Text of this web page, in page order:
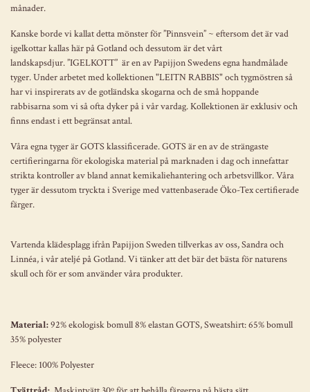
månader.
Kanske borde vi kallat detta mönster för ”Pinnsvein” ~ eftersom det är vad
igelkottar kallas här på Gotland och dessutom är det vårt
landskapsdjur.”IGELKOTT” är en av Papijjon Swedens egna handmålade
tyger. Under arbetet med kollektionen "LEITN RABBIS" och tygmöstren så
har vi inspirerats av de gotländska skogarna och de små hoppande
rabbisarna som vi så ofta dyker på i vår vardag. Kollektionen är exklusiv och
finns endast i ett begränsat antal.
Våra egna tyger är GOTS klassificerade. GOTS är en av de strängaste
certifieringarna för ekologiska material på marknaden i dag och innefattar
strikta kontroller av bland annat kemikaliehantering och arbetsvillkor. Våra
tyger är dessutom tryckta i Sverige med vattenbaserade Öko-Tex certifierade
färger.
Vartenda klädesplagg ifrån Papijjon Sweden tillverkas av oss, Sandra och
Linnéa, i vår ateljé på Gotland. Vi tänker att det bär det bästa för naturens
skull och för er som använder våra produkter.
Material:92% ekologisk bomull 8% elastan GOTS, Sweatshirt: 65% bomull
35% polyester
Fleece: 100% Polyester